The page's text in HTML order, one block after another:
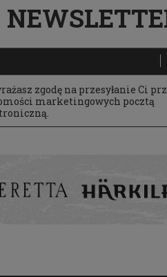
zgodę na przesyłanie Ci
marketingowych pocztą